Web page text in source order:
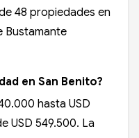
48 propiedades en
Bustamante
en San Benito?
hasta USD
USD 549.500. La